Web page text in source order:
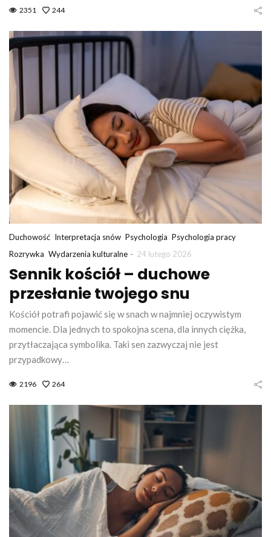
2351 244
Duchowość Interpretacja snów Psychologia Psychologia pracy
Rozrywka Wydarzenia kulturalne - 24 lutego 2026
Sennik kościół – duchowe
przesłanie twojego snu
Kościół potrafi pojawić się w snach w najmniej oczywistym
momencie. Dla jednych to spokojna scena, dla innych ciężka,
przytłaczająca symbolika. Taki sen zazwyczaj nie jest
przypadkowy…
2196 264